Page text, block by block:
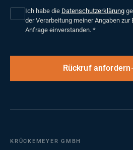
Ich habe die Datenschutzerklärung
der Verarbeitung meiner Angaben zur
Anfrage einverstanden. *
Rückruf anfordern
KRÜCKEMEYER GMBH